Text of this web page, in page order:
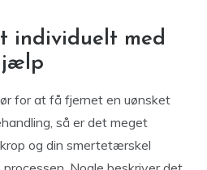
individuelt med
for at få fjernet en uønsket
så er det meget
og din smertetærskel